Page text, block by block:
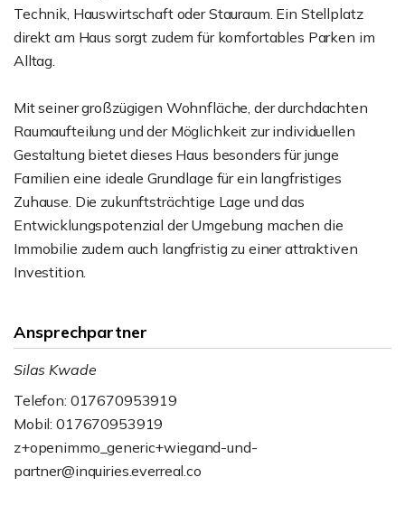
Technik, Hauswirtschaft oder Stauraum. Ein Stellplatz
direkt am Haus sorgt zudem für komfortables Parken im
Alltag.
Mit seiner großzügigen Wohnfläche, der durchdachten
Raumaufteilung und der Möglichkeit zur individuellen
Gestaltung bietet dieses Haus besonders für junge
Familien eine ideale Grundlage für ein langfristiges
Zuhause. Die zukunftsträchtige Lage und das
Entwicklungspotenzial der Umgebung machen die
Immobilie zudem auch langfristig zu einer attraktiven
Investition.
Ansprechpartner
Silas Kwade
Telefon: 017670953919
Mobil: 017670953919
z+openimmo_generic+wiegand-und-
partner@inquiries.everreal.co